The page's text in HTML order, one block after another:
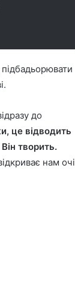
до
це відводить
творить.
нам очі